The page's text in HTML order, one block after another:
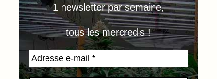
1 newsletter par semaine,
tous les mercredis !